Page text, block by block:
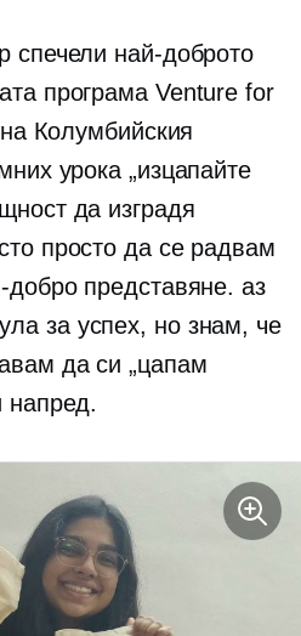
спечели най-доброто
програма Venture for
Колумбийския
урока „изцапайте
да изградя
просто да се радвам
добро представяне. аз
за успех, но знам, че
да си „цапам
напред.